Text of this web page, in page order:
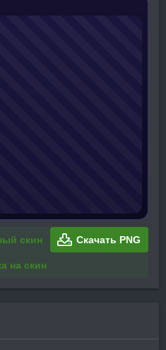
скин Скачать PNG
на скин